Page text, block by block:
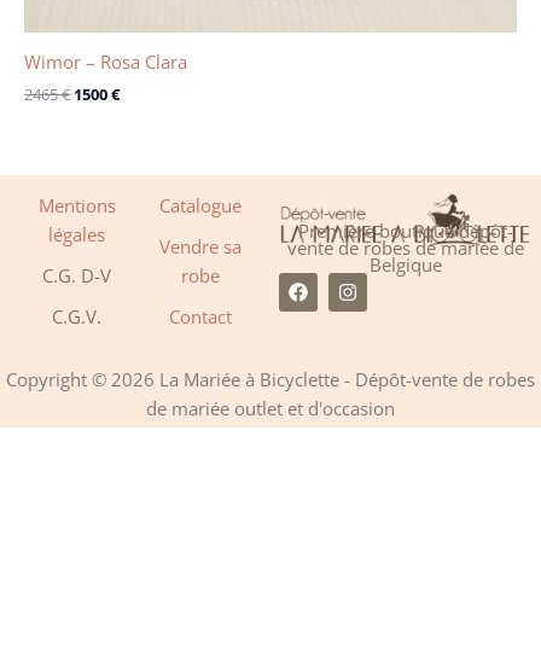
Wimor – Rosa Clara
2465€ 1500€
Mentions
légales
C.G. D-V
C.G.V.
Catalogue
Vendre sa
robe
Contact
Première boutique dépôt-
vente de robes de mariée de
Belgique
F
a
c
o
o
k
I
n
s
g
a
m
Copyright © 2026 La Mariée à Bicyclette - Dépôt-vente de robes
de mariée outlet et d'occasion